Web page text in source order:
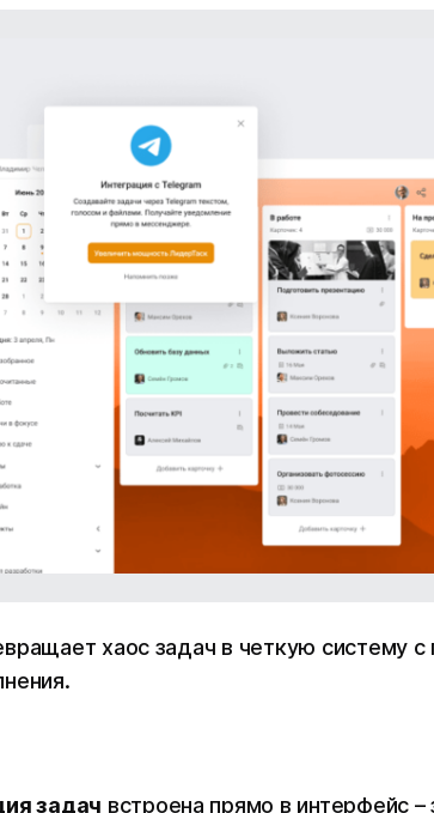
хаос задач в четкую систему
задач встроена прямо в интерфейс